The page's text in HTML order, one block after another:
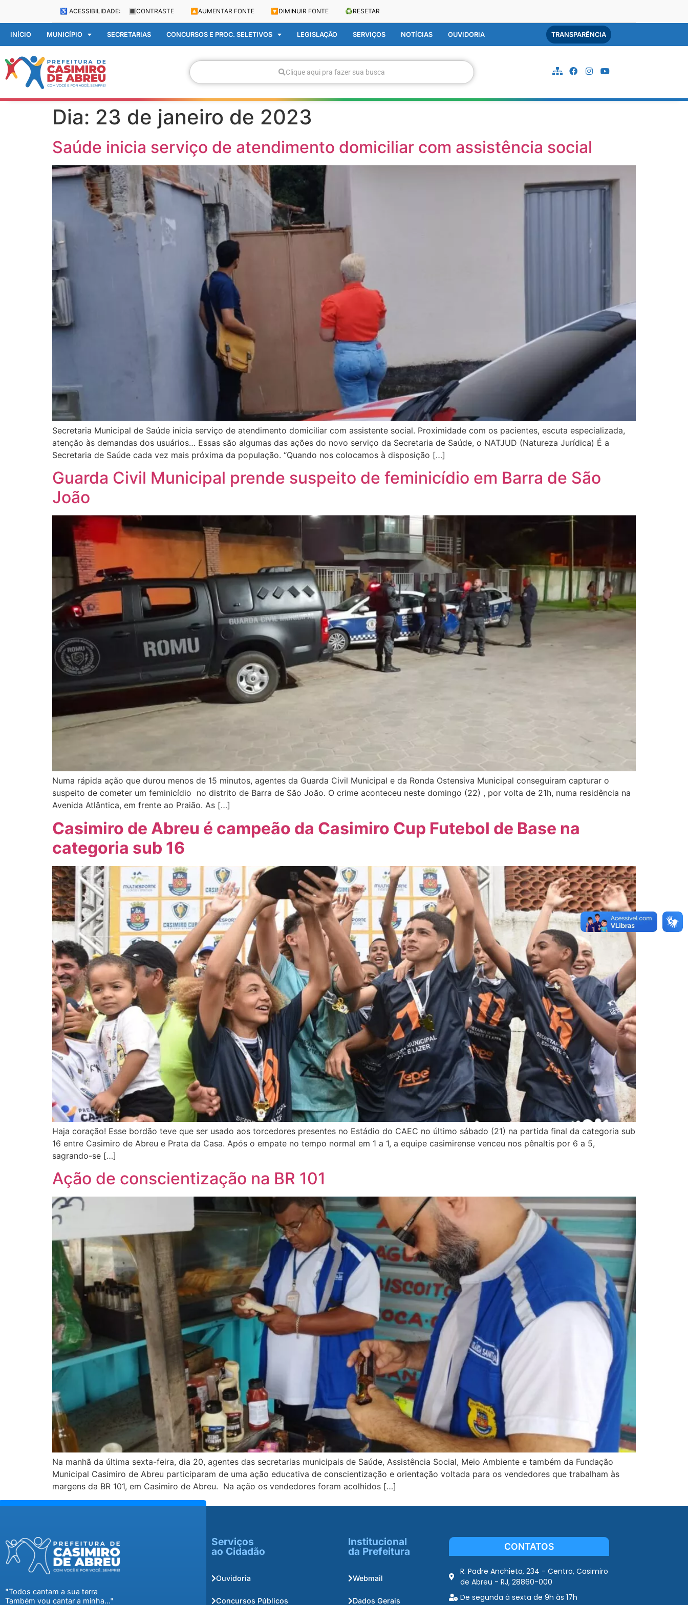
♿ ACESSIBILIDADE: 🔳 CONTRASTE 🔼 AUMENTAR FONTE 🔽 DIMINUIR FONTE ♻️RESETAR
INÍCIO MUNICÍPIO SECRETARIAS CONCURSOS E PROC. SELETIVOS LEGISLAÇÃO SERVIÇOS NOTÍCIAS OUVIDORIA TRANSPARÊNCIA
Clique aqui pra fazer sua busca
Dia: 23 de janeiro de 2023
Saúde inicia serviço de atendimento domiciliar com assistência social
Secretaria Municipal de Saúde inicia serviço de atendimento domiciliar com assistente social. Proximidade com os pacientes, escuta especializada,
atenção às demandas dos usuários… Essas são algumas das ações do novo serviço da Secretaria de Saúde, o NATJUD (Natureza Jurídica) É a
Secretaria de Saúde cada vez mais próxima da população. “Quando nos colocamos à disposição […]
Guarda Civil Municipal prende suspeito de feminicídio em Barra de São
João
Numa rápida ação que durou menos de 15 minutos, agentes da Guarda Civil Municipal e da Ronda Ostensiva Municipal conseguiram capturar o
suspeito de cometer um feminicídio no distrito de Barra de São João. O crime aconteceu neste domingo (22) , por volta de 21h, numa residência na
Avenida Atlântica, em frente ao Praião. As […]
Casimiro de Abreu é campeão da Casimiro Cup Futebol de Base na
categoria sub 16
Haja coração! Esse bordão teve que ser usado aos torcedores presentes no Estádio do CAEC no último sábado (21) na partida final da categoria sub
16 entre Casimiro de Abreu e Prata da Casa. Após o empate no tempo normal em 1 a 1, a equipe casimirense venceu nos pênaltis por 6 a 5,
sagrando-se […]
Ação de conscientização na BR 101
Na manhã da última sexta-feira, dia 20, agentes das secretarias municipais de Saúde, Assistência Social, Meio Ambiente e também da Fundação
Municipal Casimiro de Abreu participaram de uma ação educativa de conscientização e orientação voltada para os vendedores que trabalham às
margens da BR 101, em Casimiro de Abreu. Na ação os vendedores foram acolhidos […]
"Todos cantam a sua terra
Também vou cantar a minha..."
Serviços
ao Cidadão
Ouvidoria
Concursos Públicos
Institucional
da Prefeitura
Webmail
Dados Gerais
CONTATOS
R. Padre Anchieta, 234 - Centro, Casimiro
de Abreu - RJ, 28860-000
De segunda à sexta de 9h às 17h